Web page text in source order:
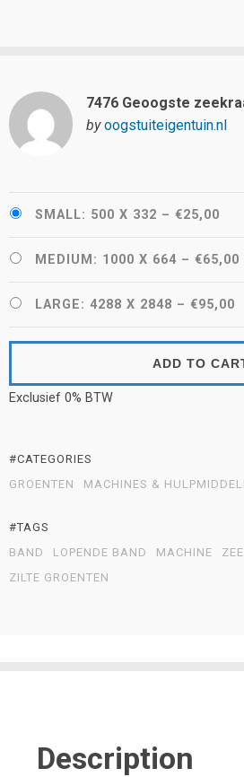
7476 Geoogste
by oogstuiteigentuin.nl
SMALL: 500 X 332 – €25,00
MEDIUM: 1000 X 664 – €65,00
LARGE: 4288 X 2848 – €95,00
ADD TO
Exclusief 0% BTW
#CATEGORIES
GROENTEN
MACHINES &
#TAGS
BAND
LOPENDE BAND MACHINE
ZILTE GROENTEN
Description